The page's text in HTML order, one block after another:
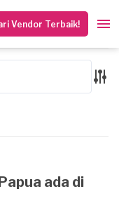
Vendor Terbaik!
ada di